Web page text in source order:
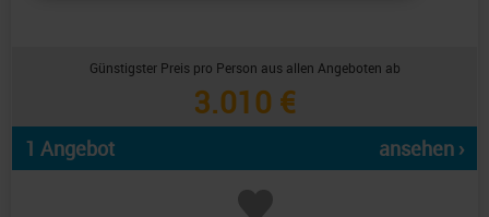
Günstigster Preis pro Person aus allen Angeboten ab
3.010 €
1 Angebot ansehen ›